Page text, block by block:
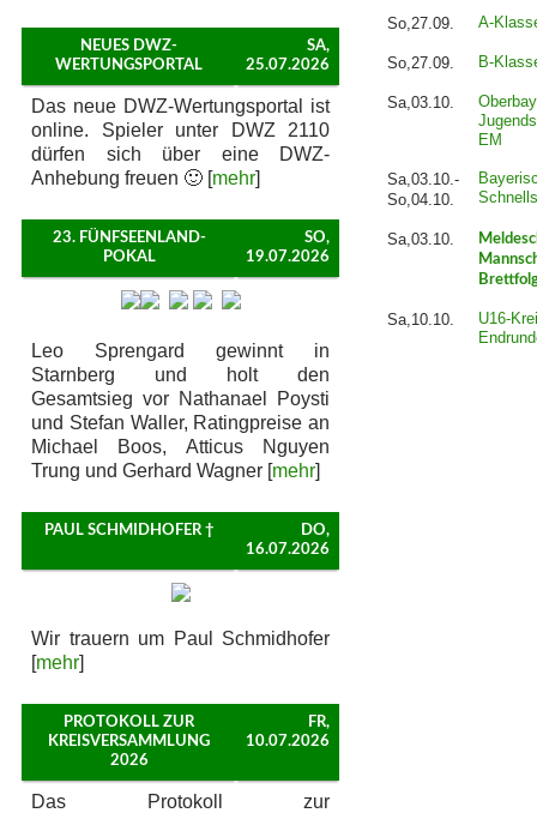
NEUES DWZ-
WERTUNGSPORTAL
SA,
25.07.2026
Das neue DWZ-Wertungsportal ist
online. Spieler unter DWZ 2110
dürfen sich über eine DWZ-
Anhebung freuen 🙂 [mehr]
23. FÜNFSEENLAND-
POKAL
SO,
19.07.2026
Leo Sprengard gewinnt in
Starnberg und holt den
Gesamtsieg vor Nathanael Poysti
und Stefan Waller, Ratingpreise an
Michael Boos, Atticus Nguyen
Trung und Gerhard Wagner [mehr]
PAUL SCHMIDHOFER †
DO,
16.07.2026
Wir trauern um Paul Schmidhofer
[mehr]
PROTOKOLL ZUR
KREISVERSAMMLUNG
2026
FR,
10.07.2026
Das Protokoll zur
So,27.09. A-
So,27.09. B-
Sa,03.10.
EM
Sa,03.10.-
So,04.10.
Sa,03.10.
Sa,10.10.
U16-